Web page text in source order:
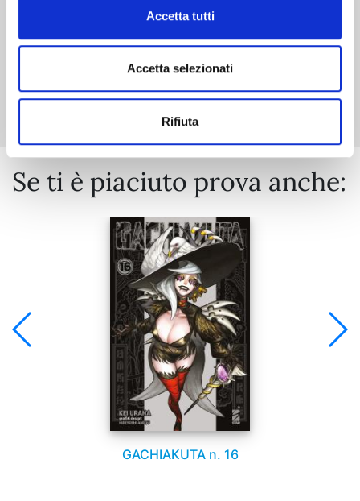
Accetta tutti
Accetta selezionati
Rifiuta
Se ti è piaciuto prova anche:
GACHIAKUTA n. 16